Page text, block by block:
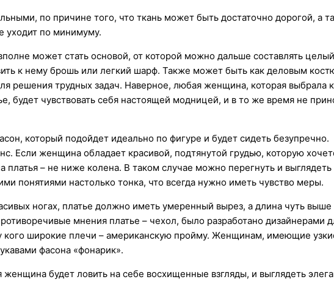
по причине того, что ткань может быть достаточно дорогой, а
уходит по минимуму.
может стать основой, от которой можно дальше составлять целый
к нему брошь или легкий шарф. Также может быть как деловым
решения трудных задач. Наверное, любая женщина, которая выбрала к
будет чувствовать себя настоящей модницей, и в то же время не
который подойдет идеально по фигуре и будет сидеть безупречно.
Если женщина обладает красивой, подтянутой грудью, которую
платья – не ниже колена. В таком случае можно перегнуть и выглядеть
понятиями настолько тонка, что всегда нужно иметь чувство меры.
ногах, платье должно иметь умеренный вырез, а длина чуть выше
мнения платье – чехол, было разработано дизайнерами
кого широкие плечи – американскую пройму. Женщинам, имеющие
фасона «фонарик».
будет ловить на себе восхищенные взгляды, и выглядеть